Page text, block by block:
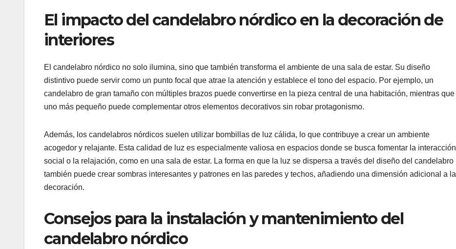
El impacto del candelabro nórdico en la decoración de
interiores
El candelabro nórdico no solo ilumina, sino que también transforma el ambiente de una sala de estar. Su diseño
distintivo puede servir como un punto focal que atrae la atención y establece el tono del espacio. Por ejemplo, un
candelabro de gran tamaño con múltiples brazos puede convertirse en la pieza central de una habitación, mientras que
uno más pequeño puede complementar otros elementos decorativos sin robar protagonismo.
Además, los candelabros nórdicos suelen utilizar bombillas de luz cálida, lo que contribuye a crear un ambiente
acogedor y relajante. Esta calidad de luz es especialmente valiosa en espacios donde se busca fomentar la interacción
social o la relajación, como en una sala de estar. La forma en que la luz se dispersa a través del diseño del candelabro
también puede crear sombras interesantes y patrones en las paredes y techos, añadiendo una dimensión adicional a la
decoración.
Consejos para la instalación y mantenimiento del
candelabro nórdico